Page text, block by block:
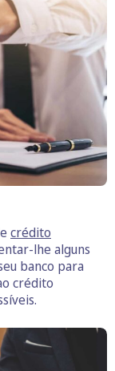
crédito
lhe alguns
banco para
crédito